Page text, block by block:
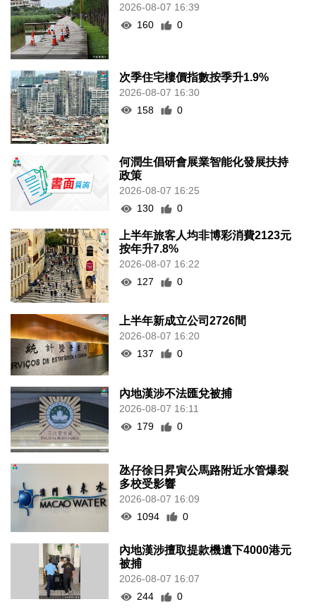
2026-08-07 16:39
160
0
次季住宅樓價指數按季升1.9%
2026-08-07 16:30
158
0
何潤生倡研會展業智能化發展扶持
政策
2026-08-07 16:25
130
0
上半年旅客人均非博彩消費2123元
按年升7.8%
2026-08-07 16:22
127
0
上半年新成立公司2726間
2026-08-07 16:20
137
0
內地漢涉不法匯兌被捕
2026-08-07 16:11
179
0
氹仔徐日昇寅公馬路附近水管爆裂
多校受影響
2026-08-07 16:09
1094
0
內地漢涉擅取提款機遺下4000港元
被捕
2026-08-07 16:07
244
0